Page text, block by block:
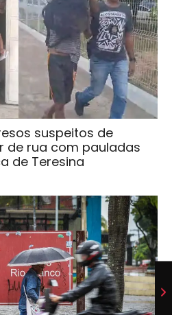
suspeitos de
de rua com pauladas
de Teresina